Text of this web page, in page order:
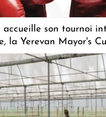
accueille son tournoi
la Yerevan Mayor's